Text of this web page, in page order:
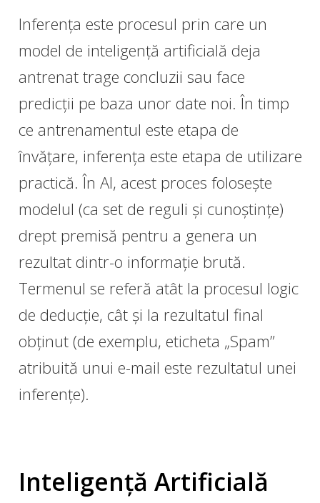
Inferența este procesul prin care un
model de inteligență artificială deja
antrenat trage concluzii sau face
predicții pe baza unor date noi. În timp
ce antrenamentul este etapa de
învățare, inferența este etapa de utilizare
practică. În AI, acest proces folosește
modelul (ca set de reguli și cunoștințe)
drept premisă pentru a genera un
rezultat dintr-o informație brută.
Termenul se referă atât la procesul logic
de deducție, cât și la rezultatul final
obținut (de exemplu, eticheta „Spam”
atribuită unui e-mail este rezultatul unei
inferențe).
Inteligență Artificială